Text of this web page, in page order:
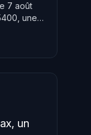
7 août
une
sans
un